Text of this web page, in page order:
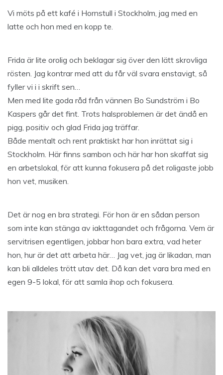
Vi möts på ett kafé i Hornstull i Stockholm, jag med en
latte och hon med en kopp te.
Frida är lite orolig och beklagar sig över den lätt skrovliga
rösten. Jag kontrar med att du får väl svara enstavigt, så
fyller vi i i skrift sen…
Men med lite goda råd från vännen Bo Sundström i Bo
Kaspers går det fint. Trots halsproblemen är det ändå en
pigg, positiv och glad Frida jag träffar.
Både mentalt och rent praktiskt har hon inrättat sig i
Stockholm. Här finns sambon och här har hon skaffat sig
en arbetslokal, för att kunna fokusera på det roligaste jobb
hon vet, musiken.
Det är nog en bra strategi. För hon är en sådan person
som inte kan stänga av iakttagandet och frågorna. Vem är
servitrisen egentligen, jobbar hon bara extra, vad heter
hon, hur är det att arbeta här… Jag vet, jag är likadan, man
kan bli alldeles trött utav det. Då kan det vara bra med en
egen 9-5 lokal, för att samla ihop och fokusera.